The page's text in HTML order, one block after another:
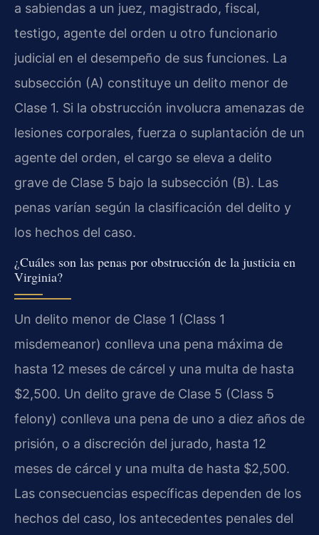
a sabiendas a un juez, magistrado, fiscal,
testigo, agente del orden u otro funcionario
judicial en el desempeño de sus funciones. La
subsección (A) constituye un delito menor de
Clase 1. Si la obstrucción involucra amenazas de
lesiones corporales, fuerza o suplantación de un
agente del orden, el cargo se eleva a delito
grave de Clase 5 bajo la subsección (B). Las
penas varían según la clasificación del delito y
los hechos del caso.
¿Cuáles son las penas por obstrucción de la justicia en
Virginia?
Un delito menor de Clase 1 (Class 1
misdemeanor) conlleva una pena máxima de
hasta 12 meses de cárcel y una multa de hasta
$2,500. Un delito grave de Clase 5 (Class 5
felony) conlleva una pena de uno a diez años de
prisión, o a discreción del jurado, hasta 12
meses de cárcel y una multa de hasta $2,500.
Las consecuencias específicas dependen de los
hechos del caso, los antecedentes penales del